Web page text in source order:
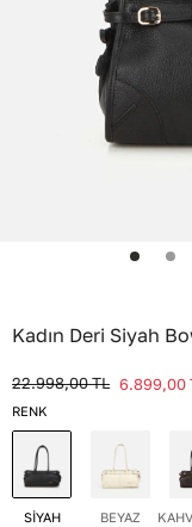
Kadın Deri Siyah
22.998,00TL 6.899,00
RENK
SİYAH BEYAZ